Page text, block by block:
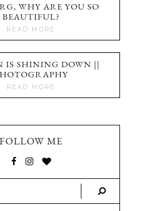
WHY ARE YOU SO
BEAUTIFUL?
READ MORE
IS SHINING DOWN ||
READ MORE
FOLLOW ME